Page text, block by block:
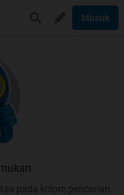
Masuk
pada kolom pencarian.